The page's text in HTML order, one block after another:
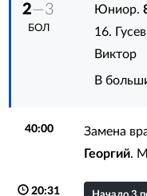
2—3
БОЛ
Юниор.
16.
Виктор
В
40:00 Замена
Георгий.
20:31